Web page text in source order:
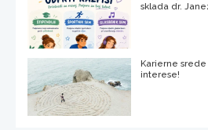
sklada dr.
Karierne
interese!